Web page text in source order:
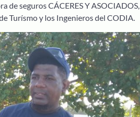
de seguros CÁCERES Y ASOCIADOS,
Turísmo y los Ingenieros del CODIA.